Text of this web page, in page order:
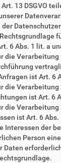
13 DSGVO
6 Abs. 1 lit. a
die
ist Art. 6
die
ist Art. 6
die Verarbeitung
ist Art. 6 Abs.
Interessen der
Person
Daten